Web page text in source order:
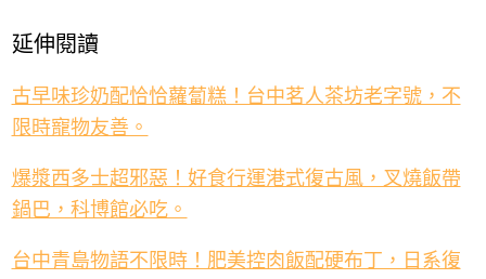
延伸閱讀
古早味珍奶配恰恰蘿蔔糕！台中茗人茶坊老字號，不
限時寵物友善。
爆漿西多士超邪惡！好食行運港式復古風，叉燒飯帶
鍋巴，科博館必吃。
台中青島物語不限時！肥美控肉飯配硬布丁，日系復